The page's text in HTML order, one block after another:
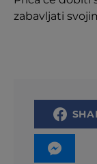
zabavljati